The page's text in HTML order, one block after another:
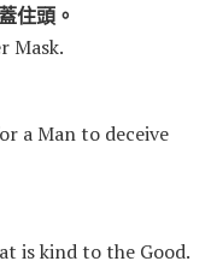
住頭。
Mask.
a Man to deceive
is kind to the Good.